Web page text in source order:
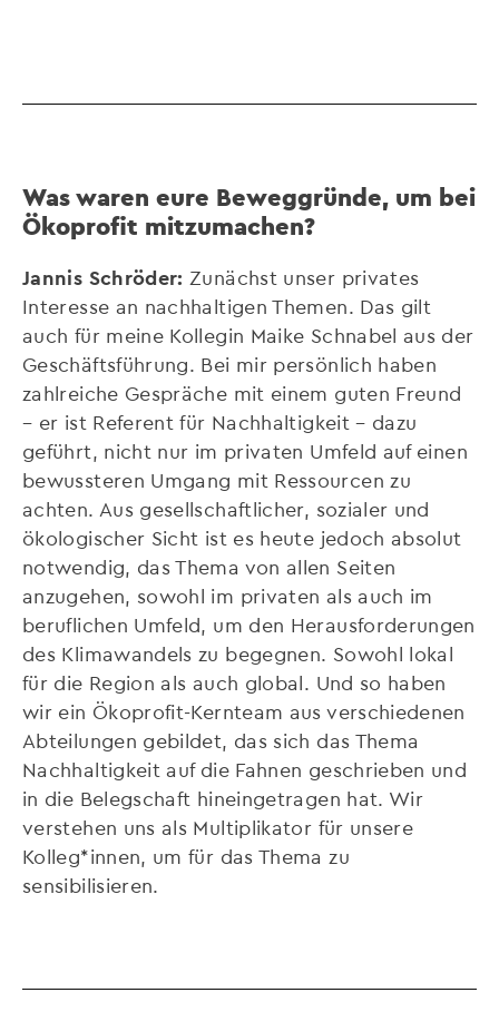
Was waren eure Beweggründe, um bei
Ökoprofit mitzumachen?
Jannis Schröder: Zunächst unser privates
Interesse an nachhaltigen Themen. Das gilt
auch für meine Kollegin Maike Schnabel aus der
Geschäftsführung. Bei mir persönlich haben
zahlreiche Gespräche mit einem guten Freund
– er ist Referent für Nachhaltigkeit – dazu
geführt, nicht nur im privaten Umfeld auf einen
bewussteren Umgang mit Ressourcen zu
achten. Aus gesellschaftlicher, sozialer und
ökologischer Sicht ist es heute jedoch absolut
notwendig, das Thema von allen Seiten
anzugehen, sowohl im privaten als auch im
beruflichen Umfeld, um den Herausforderungen
des Klimawandels zu begegnen. Sowohl lokal
für die Region als auch global. Und so haben
wir ein Ökoprofit-Kernteam aus verschiedenen
Abteilungen gebildet, das sich das Thema
Nachhaltigkeit auf die Fahnen geschrieben und
in die Belegschaft hineingetragen hat. Wir
verstehen uns als Multiplikator für unsere
Kolleg*innen, um für das Thema zu
sensibilisieren.